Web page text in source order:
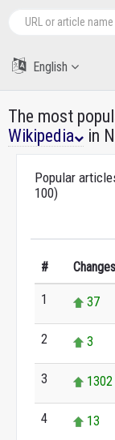
English
The most
Wikipedia
in
Popular
100)
# Changes
1 37
2 3
3 1302
4 13